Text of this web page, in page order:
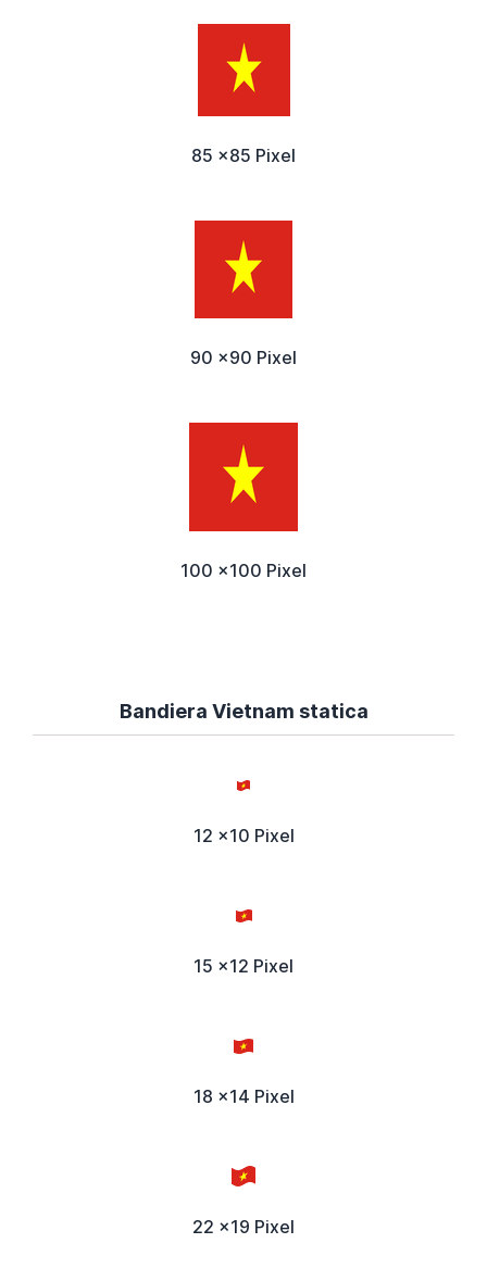
85 x85 Pixel
90 x90 Pixel
100 x100 Pixel
Bandiera Vietnam statica
12 x10 Pixel
15 x12 Pixel
18 x14 Pixel
22 x19 Pixel